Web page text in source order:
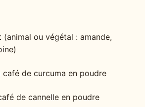
(animal ou végétal : amande,
café de curcuma en poudre
de cannelle en poudre